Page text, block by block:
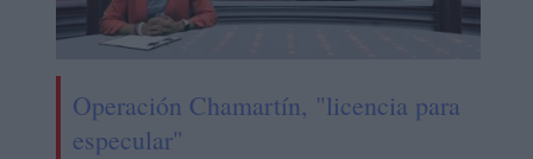
Operación Chamartín, "licencia para
especular"